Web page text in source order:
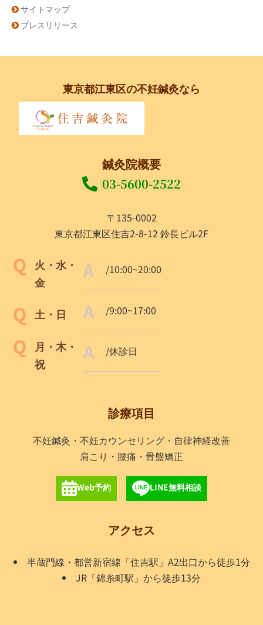
サイトマップ
プレスリリース
東京都江東区の不妊鍼灸なら
鍼灸院概要
03-5600-2522
〒135-0002
東京都江東区住吉2-8-12 鈴長ビル2F
火・水・
金
/10:00~20:00
土・日 /9:00~17:00
月・木・
祝
/休診日
診療項目
不妊鍼灸・不妊カウンセリング・自律神経改善
肩こり・腰痛・骨盤矯正
Web予約 LINE無料相談
アクセス
半蔵門線・都営新宿線「住吉駅」A2出口から徒歩1分
JR「錦糸町駅」から徒歩13分